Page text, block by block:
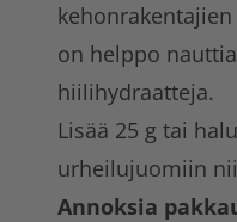
on helppo
hiilihydraatteja.
Lisää 25 g tai
urheilujuomiin
Annoksia